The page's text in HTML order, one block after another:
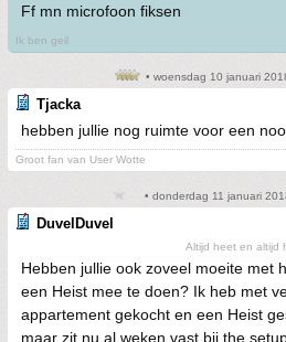
Ff mn microfoon fiksen
Ik ben geil
• woensdag 10 januari
Tjacka
hebben jullie nog ruimte voor een
Groot fan van User Wotte
• donderdag 11 januari
DuvelDuvel
Altijd heet en altijd
Hebben jullie ook zoveel moeite met
een Heist mee te doen? Ik heb met
appartement gekocht en een Heist
maar zit nu al weken vast bij the